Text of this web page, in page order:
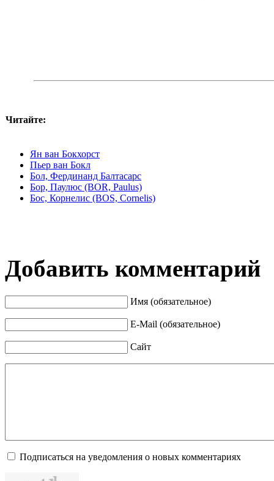
Читайте:
Ян ван Бокхорст
Пьер ван Бокл
Бол, Фердинанд Балтасарс
Бор, Паулюс (BOR, Paulus)
Бос, Корнелис (BOS, Cornelis)
Добавить комментарий
Имя (обязательное)
E-Mail (обязательное)
Сайт
Подписаться на уведомления о новых комментариях